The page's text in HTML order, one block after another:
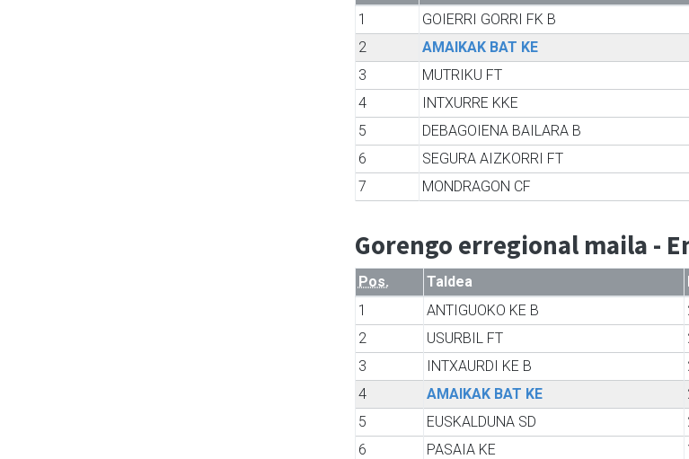
1
GOIERRI GORRI FK B
2
AMAIKAK BAT KE
3
MUTRIKU FT
4
INTXURRE KKE
5
DEBAGOIENA BAILARA B
6
SEGURA AIZKORRI FT
7
MONDRAGON CF
Gorengo erregional maila -
Pos. Taldea
1
ANTIGUOKO KE B
2
USURBIL FT
3
INTXAURDI KE B
4
AMAIKAK BAT KE
5
EUSKALDUNA SD
6
PASAIA KE